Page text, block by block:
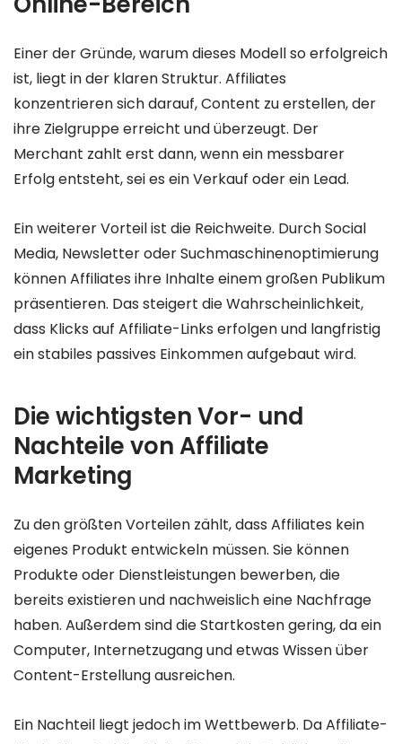
Einer der Gründe, warum dieses Modell so erfolgreich
ist, liegt in der klaren Struktur. Affiliates
konzentrieren sich darauf, Content zu erstellen, der
ihre Zielgruppe erreicht und überzeugt. Der
Merchant zahlt erst dann, wenn ein messbarer
Erfolg entsteht, sei es ein Verkauf oder ein Lead.
Ein weiterer Vorteil ist die Reichweite. Durch Social
Media, Newsletter oder Suchmaschinenoptimierung
können Affiliates ihre Inhalte einem großen Publikum
präsentieren. Das steigert die Wahrscheinlichkeit,
dass Klicks auf Affiliate-Links erfolgen und langfristig
ein stabiles passives Einkommen aufgebaut wird.
Die wichtigsten Vor- und
Nachteile von Affiliate
Marketing
Zu den größten Vorteilen zählt, dass Affiliates kein
eigenes Produkt entwickeln müssen. Sie können
Produkte oder Dienstleistungen bewerben, die
bereits existieren und nachweislich eine Nachfrage
haben. Außerdem sind die Startkosten gering, da ein
Computer, Internetzugang und etwas Wissen über
Content-Erstellung ausreichen.
Ein Nachteil liegt jedoch im Wettbewerb. Da Affiliate-